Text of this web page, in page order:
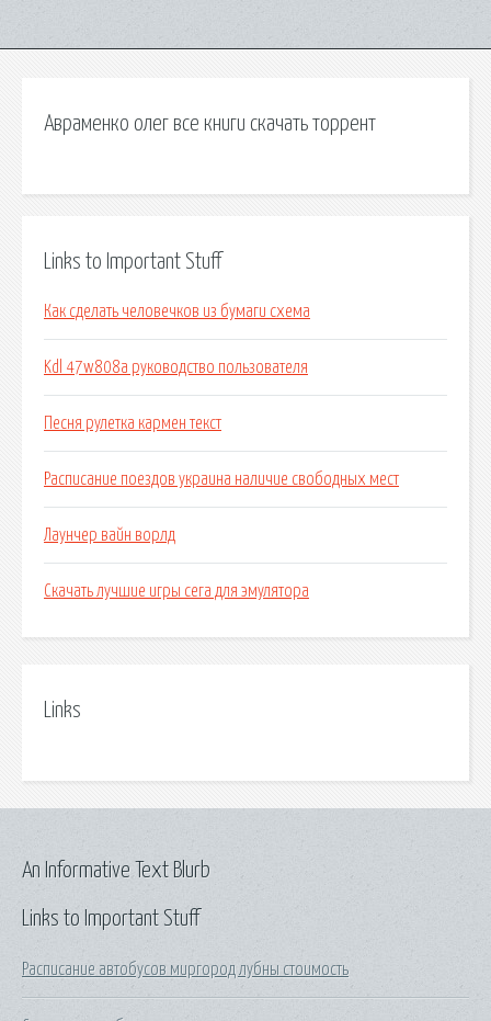
Авраменко олег все книги скачать торрент
Links to Important Stuff
Как сделать человечков из бумаги схема
Kdl 47w808a руководство пользователя
Песня рулетка кармен текст
Расписание поездов украина наличие свободных мест
Лаунчер вайн ворлд
Скачать лучшие игры сега для эмулятора
Links
Links to Important Stuff
Расписание автобусов миргород лубны стоимость
An Informative Text Blurb